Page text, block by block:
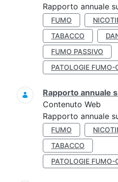
Rapporto annuale
FUMO
TABACCO
FUMO PASSIVO
PATOLOGIE FUMO-
Rapporto annuale
Contenuto Web
Rapporto annuale
FUMO
TABACCO
PATOLOGIE FUMO-